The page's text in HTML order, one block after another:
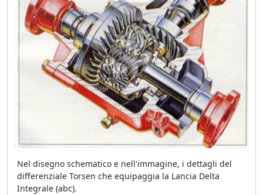
Nel disegno schematico e nell'immagine, i dettagli del
differenziale Torsen che equipaggia la Lancia Delta
Integrale (abc).